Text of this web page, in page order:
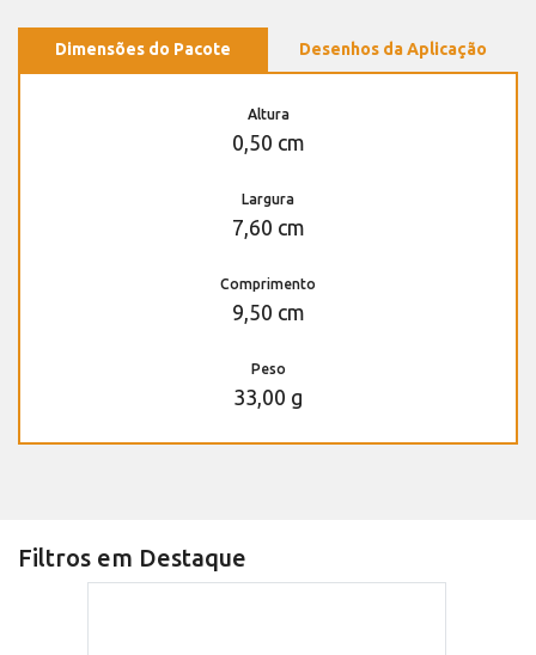
Dimensões do Pacote Desenhos da Aplicação
Altura
0,50 cm
Largura
7,60 cm
Comprimento
9,50 cm
Peso
33,00 g
Filtros em Destaque